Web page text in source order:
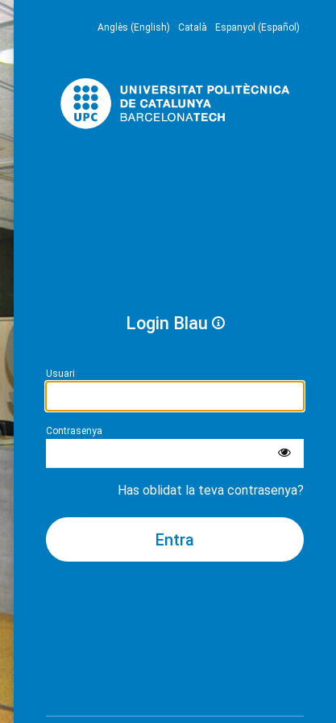
Anglès (English) Català Espanyol (Español)
Login Blau
Usuari
Contrasenya
Has oblidat la teva contrasenya?